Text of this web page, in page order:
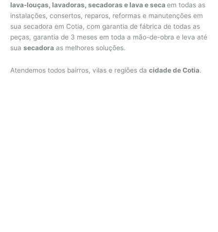
lava-louças, lavadoras, secadoras e lava e secaem todas as
instalações, consertos, reparos, reformas e manutenções em
sua secadora em Cotia, com garantia de fábrica de todas as
peças, garantia de 3 meses em toda a mão-de-obra e leva até
suasecadora as melhores soluções.
Atendemos todos bairros, vilas e regiões dacidade de Cotia.